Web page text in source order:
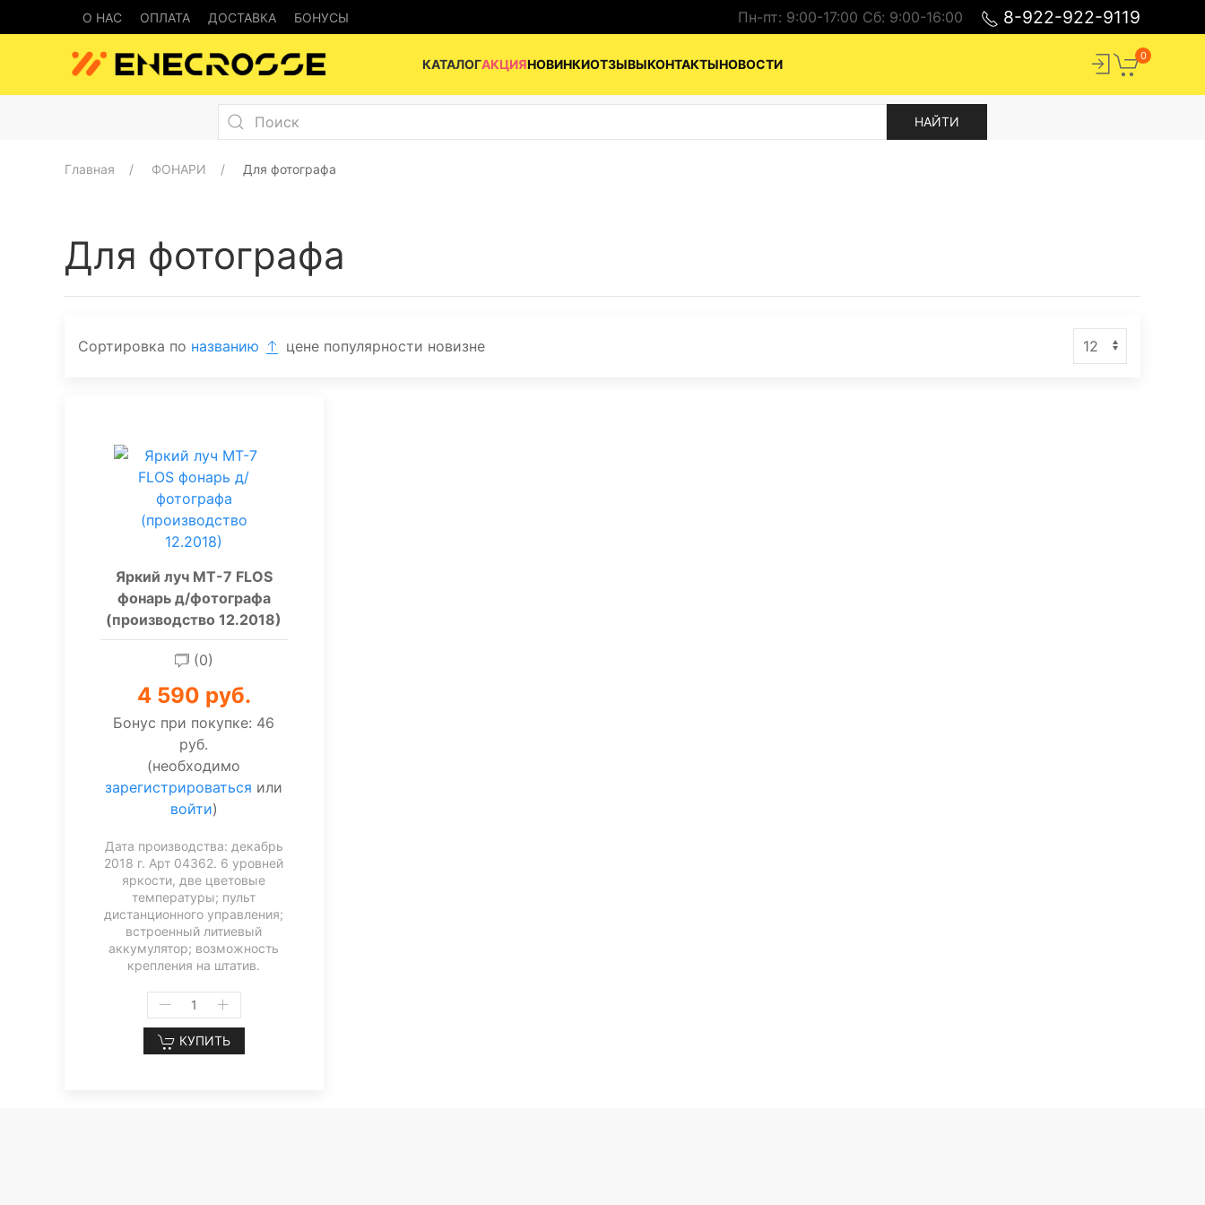
О НАС ОПЛАТА ДОСТАВКА БОНУСЫ Пн-пт: 9:00-17:00 Cб: 9:00-16:00 8-922-922-9119
КАТАЛОГАКЦИЯНОВИНКИОТЗЫВЫКОНТАКТЫНОВОСТИ
0
Главная ФОНАРИ Для фотографа
Для фотографа
Сортировка по названию цене популярности новизне
Яркий луч MT-7 FLOS
фонарь д/фотографа
(производство 12.2018)
(0)
4 590 руб.
Бонус при покупке: 46
руб.
(необходимо
зарегистрироваться или
войти)
Дата производства: декабрь
2018 г. Арт 04362. 6 уровней
яркости, две цветовые
температуры; пульт
дистанционного управления;
встроенный литиевый
аккумулятор; возможность
крепления на штатив.
КУПИТЬ